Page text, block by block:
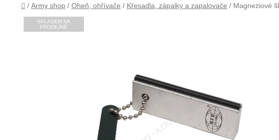
Domů
/ Army shop / Oheň, ohřívače / Křesadla, zápalky a zapalovače / Magneziové
SKLADEM NA
PRODEJNĚ